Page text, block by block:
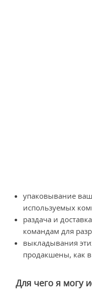
упаковывание
используемых
раздача и
командам для
выкладывания
продакшены, как
Для чего я могу